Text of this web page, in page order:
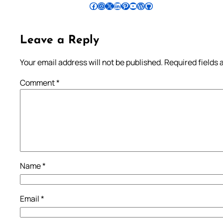
Follow Pradeep on Facebook Follow Pradeep on InstagramFollow Pradeep on X Follow Pradeep on LinkedIn Follow Pradeep on Pinterest Subscribe to Pradeep’s Youtube Channel Follow Pradeep on WordPress Follow Pradeep on GitHub
Leave a Reply
Your email address will not be published. Required fields
Comment*
Name*
Email*